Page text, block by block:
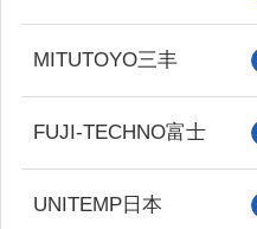
MITUTOYO三丰
FUJI-TECHNO富士
UNITEMP日本